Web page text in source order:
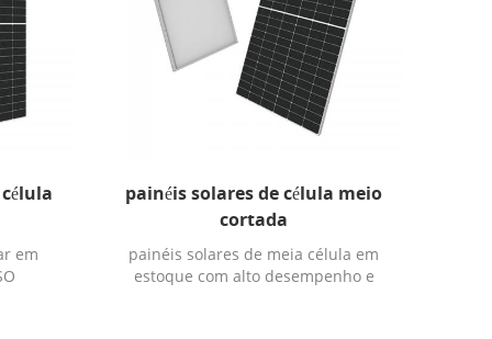
em
painéis solares de célula meio
cortada
painéis solares de meia célula em
estoque com alto desempenho e